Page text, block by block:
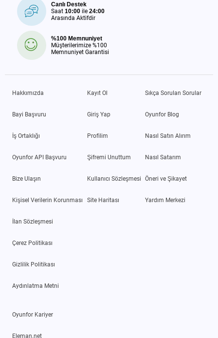
Canlı Destek
Saat 10:00 ile 24:00
Arasında Aktifdir
%100 Memnuniyet
Müşterilerimize %100
Memnuniyet Garantisi
Hakkımızda
Bayi Başvuru
İş Ortaklığı
Oyunfor API Başvuru
Bize Ulaşın
Kişisel Verilerin Korunması
İlan Sözleşmesi
Çerez Politikası
Gizlilik Politikası
Aydınlatma Metni
Kayıt Ol
Giriş Yap
Profilim
Şifremi Unuttum
Kullanıcı Sözleşmesi
Site Haritası
Sıkça Sorulan Sorular
Oyunfor Blog
Nasıl Satın Alırım
Nasıl Satarım
Öneri ve Şikayet
Yardım Merkezi
Oyunfor Kariyer
Eleman.net